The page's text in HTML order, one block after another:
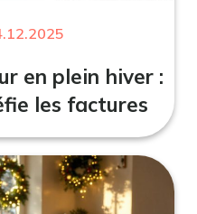
en plein hiver :
les factures